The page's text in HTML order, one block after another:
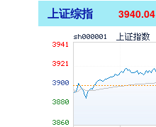
上证综指 3940.04